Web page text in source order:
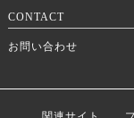
CONTACT
お問い合わせ